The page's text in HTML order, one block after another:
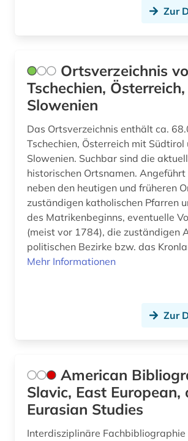
Zur
Ortsverzeichnis
Tschechien, Österreich,
Slowenien
Das Ortsverzeichnis enthält ca.
Tschechien, Österreich mit Südtirol
Slowenien. Suchbar sind die
historischen Ortsnamen.
neben den heutigen und früheren
zuständigen katholischen Pfarren
des Matrikenbeginns, eventuelle
(meist vor 1784), die zuständigen
politischen Bezirke bzw. das
Mehr Informationen
Zur
American
Slavic, East European,
Eurasian Studies
Interdisziplinäre